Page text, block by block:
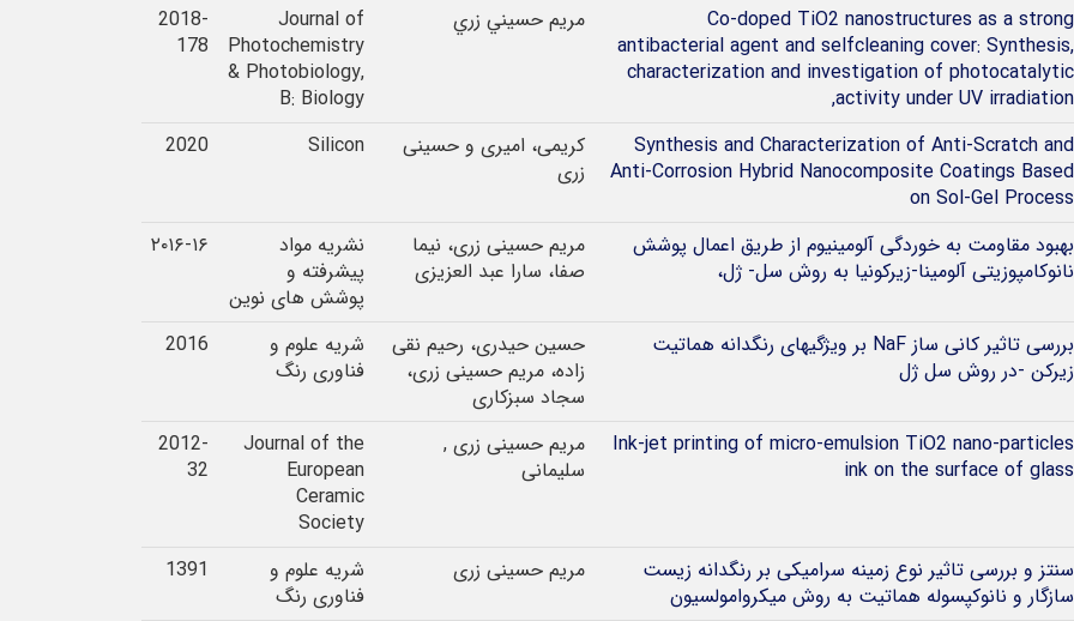
Co-doped TiO2 nanostructures as a strong
antibacterial agent and selfcleaning cover: Synthesis,
characterization and investigation of photocatalytic
activity under UV irradiation,
مريم حسيني زري
Journal of
Photochemistry
& Photobiology,
B: Biology
2018-
178
Synthesis and Characterization of Anti-Scratch and
Anti-Corrosion Hybrid Nanocomposite Coatings Based
on Sol-Gel Process
کریمی، امیری و حسینی
زری
Silicon
2020
بهبود مقاومت به خوردگی آلومینیوم از طریق اعمال پوشش
نانوکامپوزیتی آلومینا-زیرکونیا به روش سل- ژل،
مریم حسینی زری، نیما
صفا، سارا عبد العزیزی
نشریه مواد
پیشرفته و
پوشش های نوین
۲۰۱۶-۱۶
بررسی تاثیر کانی ساز NaF بر ویژگیهای رنگدانه هماتیت
زیرکن -در روش سل ژل
حسین حیدری، رحیم نقی
زاده، مریم حسینی زری،
سجاد سبزکاری
شریه علوم و
فناوری رنگ
2016
Ink-jet printing of micro-emulsion TiO2 nano-particles
ink on the surface of glass
مریم حسینی زری ,
سلیمانی
Journal of the
European
Ceramic
Society
2012-
32
سنتز و بررسی تاثیر نوع زمینه سرامیکی بر رنگدانه زیست
سازگار و نانوکپسوله هماتیت به روش میکروامولسیون
مریم حسینی زری
شریه علوم و
فناوری رنگ
1391